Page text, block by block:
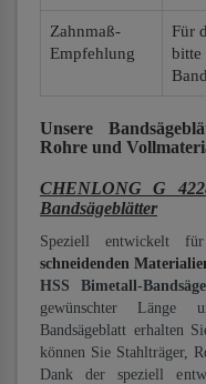
Zahnmaß-
Empfehlung
Für
bitte
Unsere
Rohre und
CHENLONG G
Bandsägeblätter
Speziell entwickelt
schneidenden
HSS Bimetall-
gewünschter Länge
Bandsägeblatt erhalten
können Sie Stahlträger,
Dank der speziell